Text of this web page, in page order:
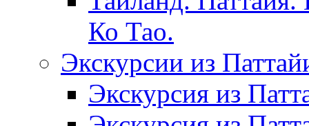
Ко Тао.
Экскурсии из
Экскурсия из